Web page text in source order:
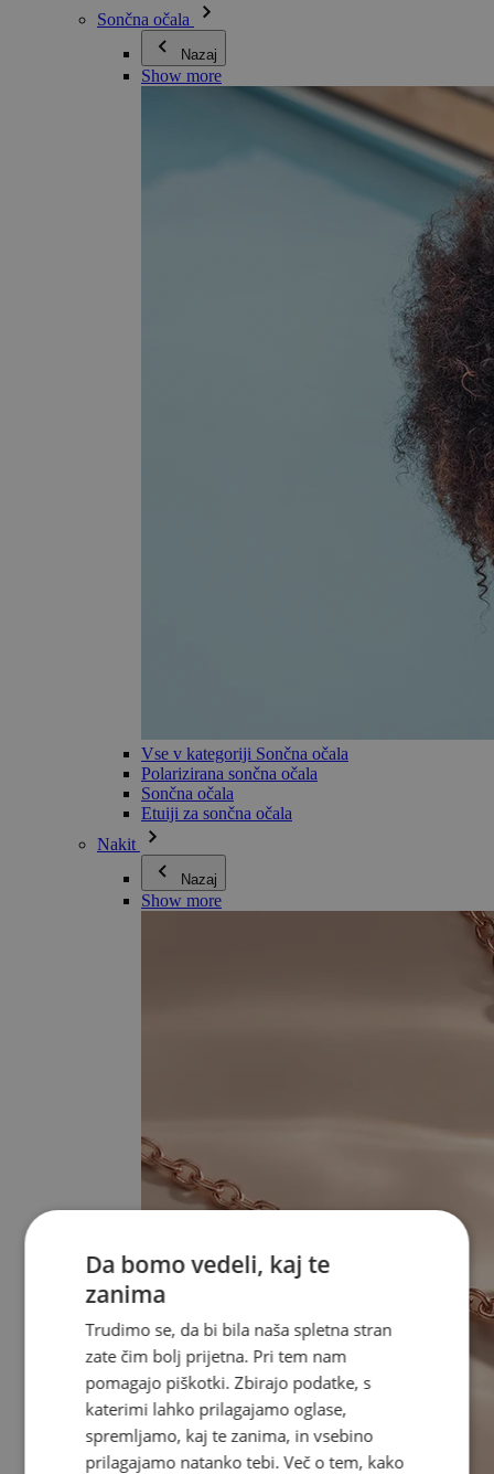
Sončna očala
Nazaj
Show more
Vse v kategoriji Sončna očala
Polarizirana sončna očala
Sončna očala
Etuiji za sončna očala
Nakit
Nazaj
Show more
Da bomo vedeli, kaj te
zanima
Trudimo se, da bi bila naša spletna stran
zate čim bolj prijetna. Pri tem nam
pomagajo piškotki. Zbirajo podatke, s
katerimi lahko prilagajamo oglase,
spremljamo, kaj te zanima, in vsebino
prilagajamo natanko tebi. Več o tem, kako